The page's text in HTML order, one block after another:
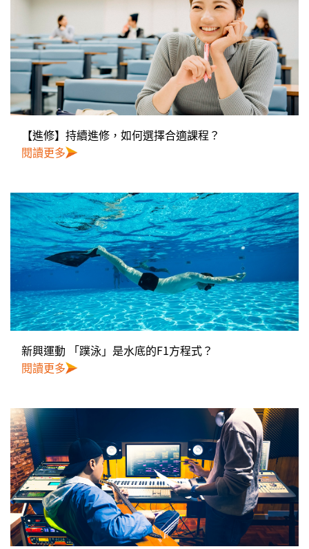
【進修】持續進修，如何選擇合適課程？
閱讀更多
新興運動 「蹼泳」是水底的F1方程式？
閱讀更多